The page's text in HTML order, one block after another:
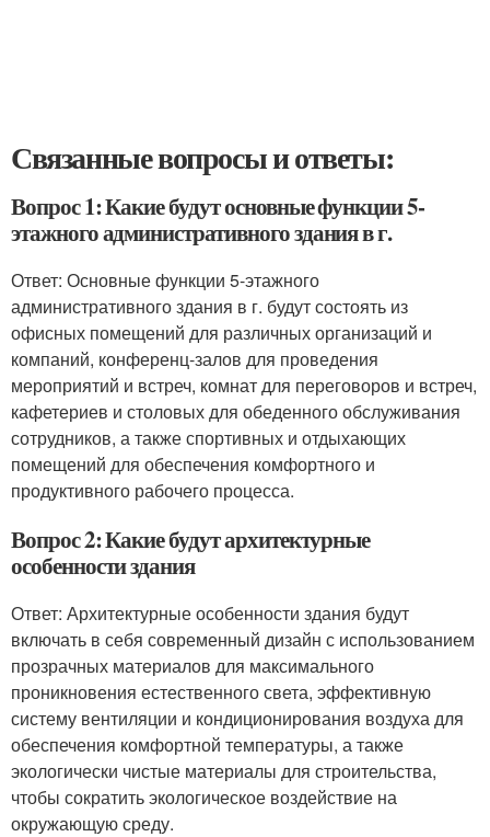
Связанные вопросы и ответы:
Вопрос 1: Какие будут основные функции 5-
этажного административного здания в г.
Ответ: Основные функции 5-этажного
административного здания в г. будут состоять из
офисных помещений для различных организаций и
компаний, конференц-залов для проведения
мероприятий и встреч, комнат для переговоров и встреч,
кафетериев и столовых для обеденного обслуживания
сотрудников, а также спортивных и отдыхающих
помещений для обеспечения комфортного и
продуктивного рабочего процесса.
Вопрос 2: Какие будут архитектурные
особенности здания
Ответ: Архитектурные особенности здания будут
включать в себя современный дизайн с использованием
прозрачных материалов для максимального
проникновения естественного света, эффективную
систему вентиляции и кондиционирования воздуха для
обеспечения комфортной температуры, а также
экологически чистые материалы для строительства,
чтобы сократить экологическое воздействие на
окружающую среду.